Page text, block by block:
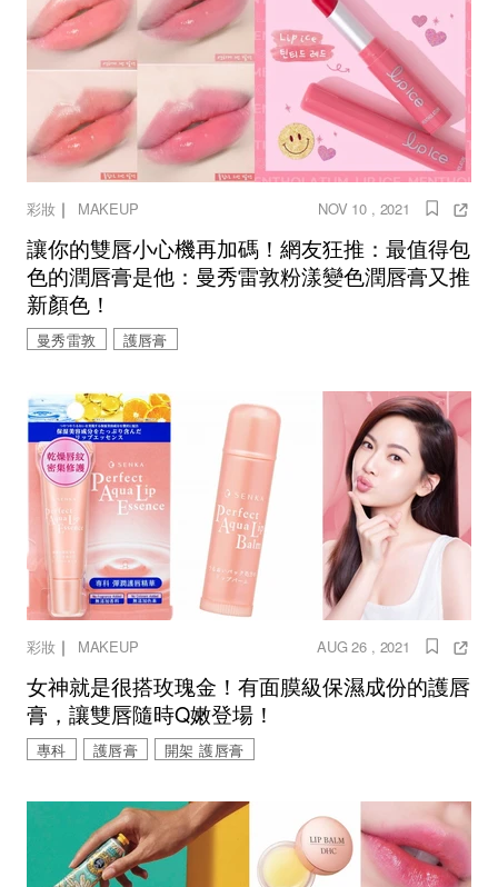
彩妝｜ MAKEUP NOV 10 , 2021
讓你的雙唇小心機再加碼！網友狂推：最值得包
色的潤唇膏是他：曼秀雷敦粉漾變色潤唇膏又推
新顏色！
曼秀雷敦 護唇膏
彩妝｜ MAKEUP AUG 26 , 2021
女神就是很搭玫瑰金！有面膜級保濕成份的護唇
膏，讓雙唇隨時Q嫩登場！
專科 護唇膏 開架 護唇膏